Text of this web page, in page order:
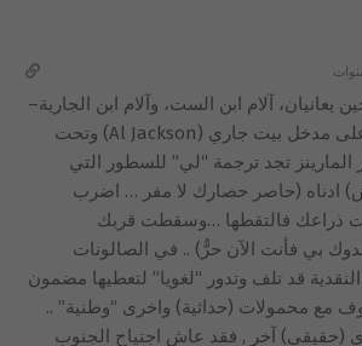
يعانيان، آلام ابن الست، وآلام ابن الجارية–
Broken Arrow – 2 على مدخل بيت جاري (Al Jackson) وتحت
المارينز تجد ترجمة “لي” للسطور التي
ادناه (حاصر حصارك لا مفر … اضرب
ذراعك فالتقطها …وسقطت قربك
بي فأنت الآن حرٌّ) .. في الصالونات
قد تلف وتدور “لغويا” لتعطيها مضمون
مع محمولات (حداثية) واخرى “وطنية” ..
(حقيقي) آخر , فقد عاش اجتياح الجنوب